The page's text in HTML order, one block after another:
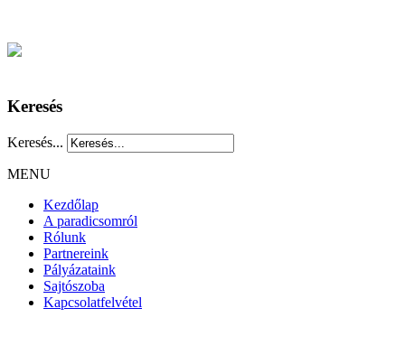
Keresés
Keresés...
MENU
Kezdőlap
A paradicsomról
Rólunk
Partnereink
Pályázataink
Sajtószoba
Kapcsolatfelvétel